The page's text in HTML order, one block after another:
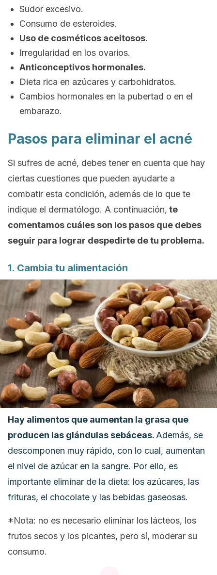
Sudor excesivo.
Consumo de esteroides.
Uso de cosméticos aceitosos.
Irregularidad en los ovarios.
Anticonceptivos hormonales.
Dieta rica en azúcares y carbohidratos.
Cambios hormonales en la pubertad o en el
embarazo.
Pasos para eliminar el acné
Si sufres de acné, debes tener en cuenta que hay
ciertas cuestiones que pueden ayudarte a
combatir esta condición, además de lo que te
indique el dermatólogo. A continuación, te
comentamos cuáles son los pasos que debes
seguir para lograr despedirte de tu problema.
1. Cambia tu alimentación
Hay alimentos que aumentan la grasa que
producen las glándulas sebáceas. Además, se
descomponen muy rápido, con lo cual, aumentan
el nivel de azúcar en la sangre. Por ello, es
importante eliminar de la dieta: los azúcares, las
frituras, el chocolate y las bebidas gaseosas.
*Nota: no es necesario eliminar los lácteos, los
frutos secos y los picantes, pero sí, moderar su
consumo.